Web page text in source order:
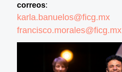
correos:
karla.banuelos@ficg.mx
francisco.morales@ficg.mx